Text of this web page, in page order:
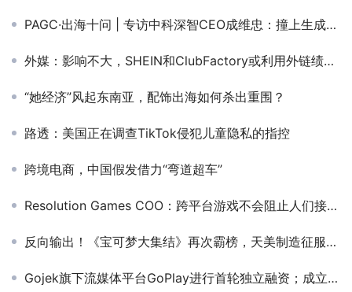
PAGC·出海十问 | 专访中科深智CEO成维忠：撞上生成式AI风口 千亿市场数字人如何加持电商、元宇宙
外媒：影响不大，SHEIN和ClubFactory或利用外链绩效接单
“她经济”风起东南亚，配饰出海如何杀出重围？
路透：美国正在调查TikTok侵犯儿童隐私的指控
跨境电商，中国假发借力“弯道超车”
Resolution Games COO：跨平台游戏不会阻止人们接触VR，反而会扩大受众范围
反向输出！《宝可梦大集结》再次霸榜，天美制造征服双端领域！
Gojek旗下流媒体平台GoPlay进行首轮独立融资；成立5个月的印尼电商Ula获千万美元种子轮融资